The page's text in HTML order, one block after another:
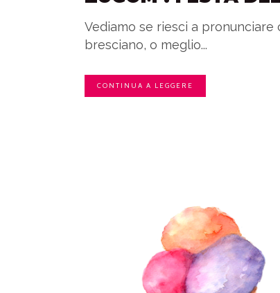
Vediamo se riesci a
bresciano, o meglio...
CONTINUA A LEGGERE